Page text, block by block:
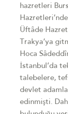
hazretleri
Üftâde
Trakya’ya
Hoca
İstanbul’da
talebelere,
devlet
edinmişti.